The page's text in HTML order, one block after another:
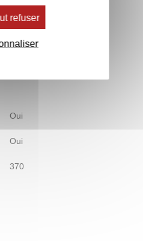
Feldkulte
Berlin 1904/1905.
Oui
Oui
370
refuser